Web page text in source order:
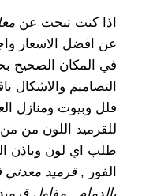
اذا كنت تبحث عن
عن افضل الاسعار
في المكان الصحيح
التصاميم والاشكال
فلل وبيوت ومنازل
للقرميد اللون من
طلب اي لون وباذن
الفور , قرميد معدني